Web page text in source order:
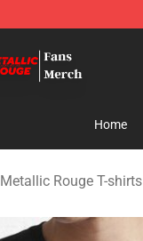
Home
Metallic Rouge T-shirts